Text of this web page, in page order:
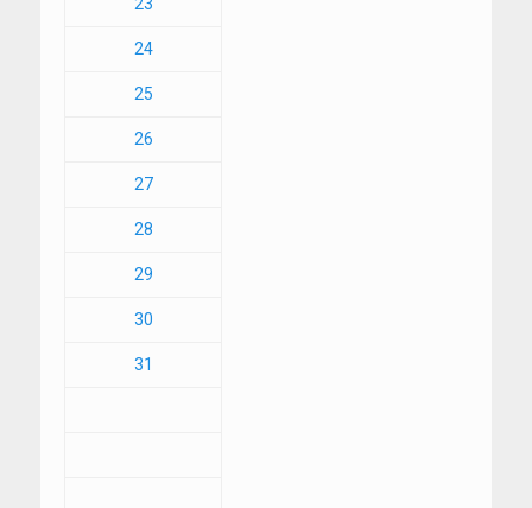
24
25
26
27
28
29
30
31